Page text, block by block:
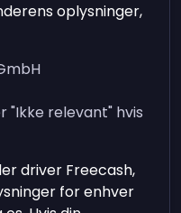
oplysninger,
"Ikke relevant" hvis
driver Freecash,
for enhver